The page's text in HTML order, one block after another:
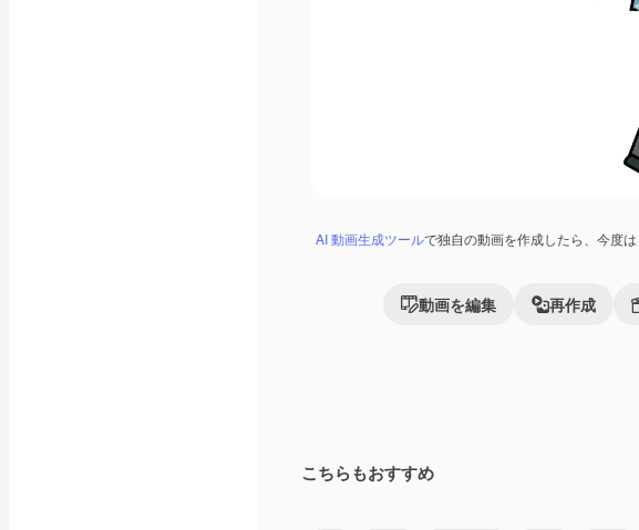
AI 動画生成ツールで独自の動画を作成したら、今度は
動画を編集 再作成
こちらもおすすめ